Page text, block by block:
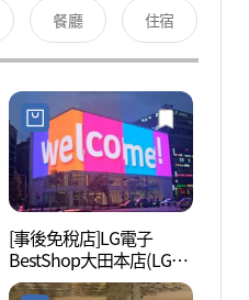
餐廳 住宿
[事後免稅店]LG電子
BestShop大田本店(LG전
자 베스트샵 대전본점)